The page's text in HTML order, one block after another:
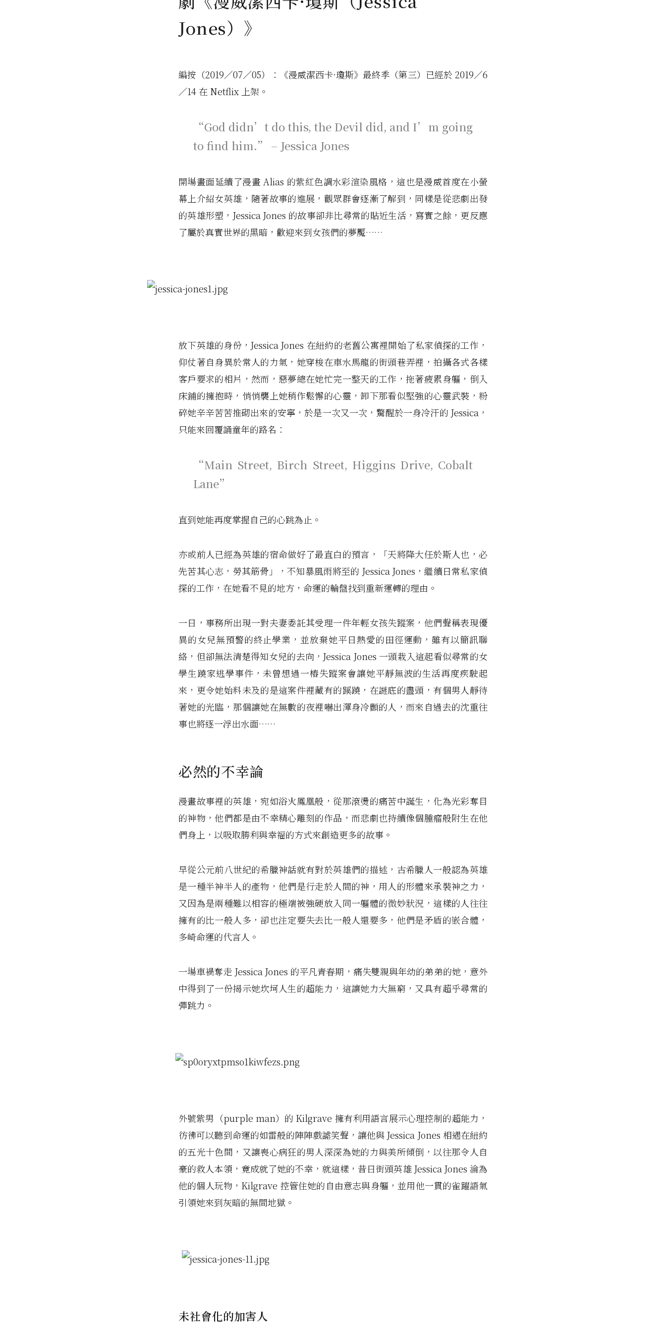
Jones）》
編按（2019／07／05）：《漫威潔西卡·瓊斯》最終季（第三）已經於 2019／6
／14 在 Netflix 上架。
“God didn’t do this, the Devil did, and I’m going
to find him.” – Jessica Jones
開場畫面延續了漫畫 Alias 的紫紅色調水彩渲染風格，這也是漫威首度在小螢
幕上介紹女英雄，隨著故事的進展，觀眾群會逐漸了解到，同樣是從悲劇出發
的英雄形塑，Jessica Jones 的故事卻非比尋常的貼近生活，寫實之餘，更反應
了屬於真實世界的黑暗，歡迎來到女孩們的夢魘……
放下英雄的身份，Jessica Jones 在紐約的老舊公寓裡開始了私家偵探的工作，
仰仗著自身異於常人的力氣，她穿梭在車水馬龍的街頭巷弄裡，拍攝各式各樣
客戶要求的相片，然而，惡夢總在她忙完一整天的工作，拖著疲累身軀，倒入
床鋪的擁抱時，悄悄襲上她稍作鬆懈的心靈，卸下那看似堅強的心靈武裝，粉
碎她辛辛苦苦推砌出來的安寧，於是一次又一次，驚醒於一身冷汗的 Jessica，
只能來回覆誦童年的路名：
“Main Street, Birch Street, Higgins Drive, Cobalt
Lane”
直到她能再度掌握自己的心跳為止。
亦或前人已經為英雄的宿命做好了最直白的預言，「天將降大任於斯人也，必
先苦其心志，勞其筋骨」，不知暴風雨將至的 Jessica Jones，繼續日常私家偵
探的工作，在她看不見的地方，命運的輪盤找到重新運轉的理由。
一日，事務所出現一對夫妻委託其受理一件年輕女孩失蹤案，他們聲稱表現優
異的女兒無預警的終止學業，並放棄她平日熱愛的田徑運動，雖有以簡訊聯
絡，但卻無法清楚得知女兒的去向，Jessica Jones 一頭栽入這起看似尋常的女
學生蹺家逃學事件，未曾想過一樁失蹤案會讓她平靜無波的生活再度疾駛起
來，更令她始料未及的是這案件裡藏有的蹊蹺，在謎底的盡頭，有個男人靜待
著她的光臨，那個讓她在無數的夜裡嚇出渾身冷顫的人，而來自過去的沈重往
事也將逐一浮出水面……
必然的不幸論
漫畫故事裡的英雄，宛如浴火鳳凰般，從那滾燙的痛苦中誕生，化為光彩奪目
的神物，他們都是由不幸精心雕刻的作品，而悲劇也持續像個腫瘤般附生在他
們身上，以吸取勝利與幸福的方式來創造更多的故事。
早從公元前八世紀的希臘神話就有對於英雄們的描述，古希臘人一般認為英雄
是一種半神半人的產物，他們是行走於人間的神，用人的形體來承裝神之力，
又因為是兩種難以相容的極端被強硬放入同一軀體的微妙狀況，這樣的人往往
擁有的比一般人多，卻也注定要失去比一般人還要多，他們是矛盾的嵌合體，
多崎命運的代言人。
一場車禍奪走 Jessica Jones 的平凡青春期，痛失雙親與年幼的弟弟的她，意外
中得到了一份揭示她坎坷人生的超能力，這讓她力大無窮，又具有超乎尋常的
彈跳力。
外號紫男（purple man）的 Kilgrave 擁有利用語言展示心理控制的超能力，
彷彿可以聽到命運的如雷般的陣陣戲謔笑聲，讓他與 Jessica Jones 相遇在紐約
的五光十色間，又讓喪心病狂的男人深深為她的力與美所傾倒，以往那令人自
豪的救人本領，竟成就了她的不幸，就這樣，昔日街頭英雄 Jessica Jones 淪為
他的個人玩物，Kilgrave 控管住她的自由意志與身軀，並用他一貫的雀躍語氣
引領她來到灰暗的無間地獄。
未社會化的加害人